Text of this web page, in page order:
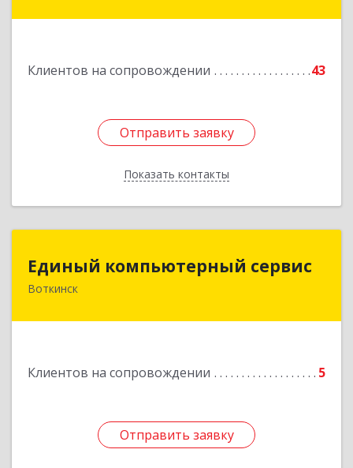
Клиентов на сопровождении 43
Отправить заявку
Показать контакты
Отправить заявку
Назад
Единый компьютерный сервис
Воткинск
Клиентов на сопровождении 5
Отправить заявку
Единый компьютерный сервис
Отправить заявку